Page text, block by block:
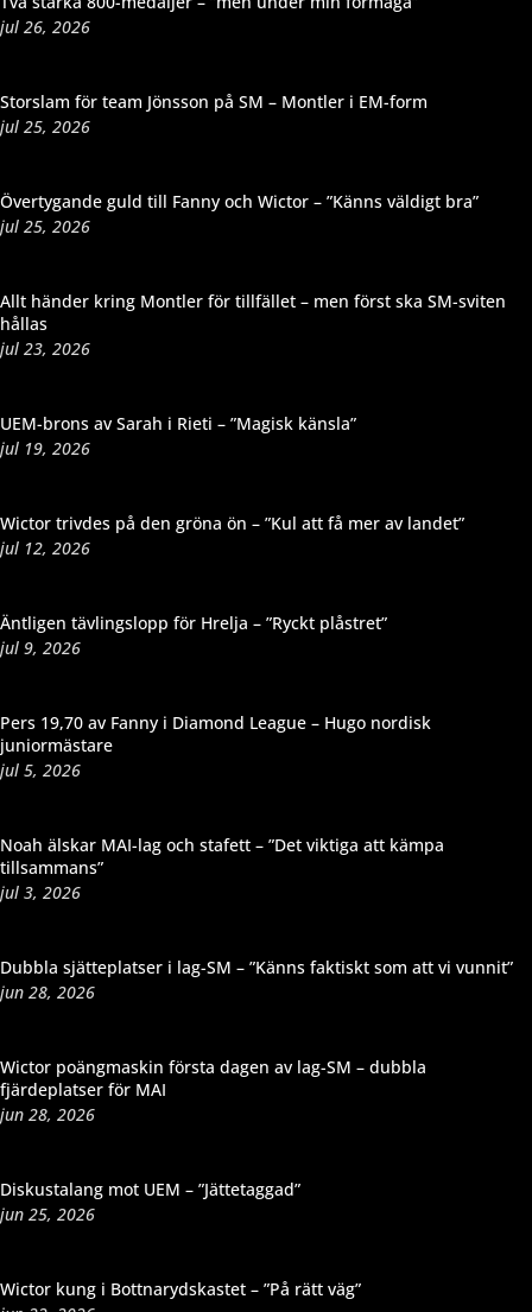
jul 26, 2026
Storslam för team Jönsson på SM – Montler i EM-form
jul 25, 2026
Övertygande guld till Fanny och Wictor – ”Känns väldigt bra”
jul 25, 2026
Allt händer kring Montler för tillfället – men först ska SM-sviten
hållas
jul 23, 2026
UEM-brons av Sarah i Rieti – ”Magisk känsla”
jul 19, 2026
Wictor trivdes på den gröna ön – ”Kul att få mer av landet”
jul 12, 2026
Äntligen tävlingslopp för Hrelja – ”Ryckt plåstret”
jul 9, 2026
Pers 19,70 av Fanny i Diamond League – Hugo nordisk
juniormästare
jul 5, 2026
Noah älskar MAI-lag och stafett – ”Det viktiga att kämpa
tillsammans”
jul 3, 2026
Dubbla sjätteplatser i lag-SM – ”Känns faktiskt som att vi vunnit”
jun 28, 2026
Wictor poängmaskin första dagen av lag-SM – dubbla
fjärdeplatser för MAI
jun 28, 2026
Diskustalang mot UEM – ”Jättetaggad”
jun 25, 2026
Wictor kung i Bottnarydskastet – ”På rätt väg”